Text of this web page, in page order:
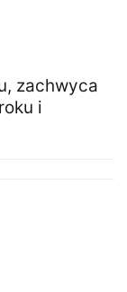
zachwyca
i